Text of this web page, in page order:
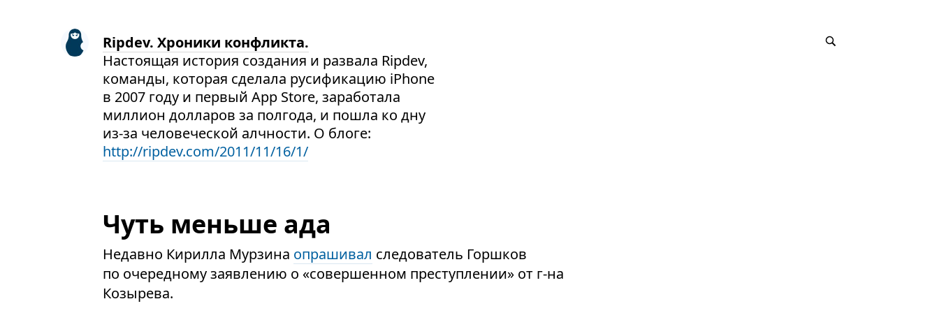
Ripdev. Хроники конфликта.
Настоящая история создания и развала Ripdev,
команды, которая сделала русификацию iPhone
в 2007 году и первый App Store, заработала
миллион долларов за полгода, и пошла ко дну
из-за человеческой алчности. О блоге:
http://ripdev.com/2011/11/16/1/
Чуть меньше ада
Недавно Кирилла Мурзина опрашивал следователь Горшков
по очередному заявлению о «совершенном преступлении» от г-на
Козырева.